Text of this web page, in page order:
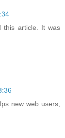
this article. It was
new web users,